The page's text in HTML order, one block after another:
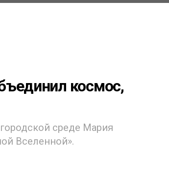
космос,
среде Мария
Вселенной».